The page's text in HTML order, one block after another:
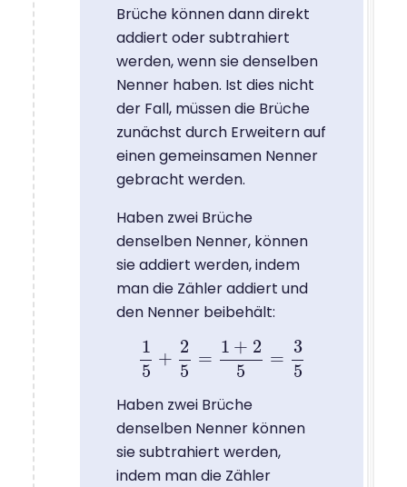
Brüche können dann direkt
addiert oder subtrahiert
werden, wenn sie denselben
Nenner haben. Ist dies nicht
der Fall, müssen die Brüche
zunächst durch Erweitern auf
einen gemeinsamen Nenner
gebracht werden.
Haben zwei Brüche
denselben Nenner, können
sie addiert werden, indem
man die Zähler addiert und
den Nenner beibehält:
1
5
+
2
5
=
1 + 2
5
=
3
5
15+2 5= 1+25=3 5
Haben zwei Brüche
denselben Nenner können
sie subtrahiert werden,
indem man die Zähler